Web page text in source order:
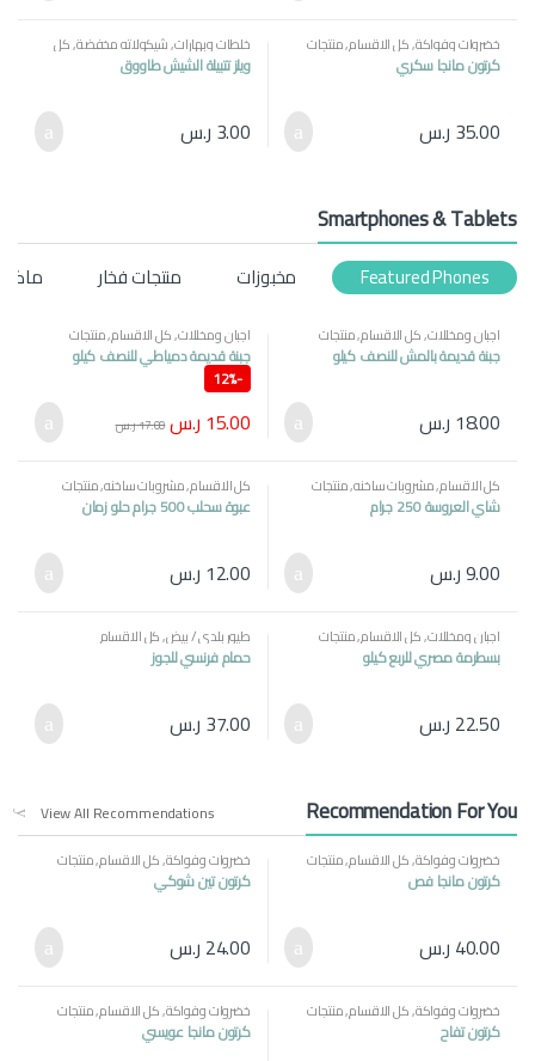
خضروات وفواكة,كل الاقسام,منتجات
مصرية
كرتون مانجا سكري
35.00 ر.س
خلطات وبهارات,شيكولاته مخفضة,كل
الاقسام,منتجات مصرية
ويلز تتبيلة الشيش طاووق
3.00 ر.س
Smartphones & Tablets
Featured Phones مخبوزات منتجات فخار
اجبان ومخللات,كل الاقسام,منتجات
مصرية
جبنة قديمة بالمش للنصف كيلو
18.00 ر.س
اجبان ومخللات,كل الاقسام,منتجات
مصرية
جبنة قديمة دمياطي للنصف كيلو
-
12%
15.00 ر.س 17.00ر.س
كل الاقسام,مشروبات ساخنه,منتجات
مصرية
شاي العروسة 250 جرام
9.00ر.س
كل الاقسام,مشروبات ساخنه,منتجات
مصرية
عبوة سحلب 500 جرام حلو زمان
12.00 ر.س
اجبان ومخللات,كل الاقسام,منتجات
مصرية
بسطرمة مصري للربع كيلو
22.50 ر.س
طيور بلدي / بيض,كل الاقسام
حمام فرنسي للجوز
37.00 ر.س
Recommendation For You
View All Recommendations
خضروات وفواكة,كل الاقسام,منتجات
مصرية
كرتون مانجا فص
40.00 ر.س
خضروات وفواكة,كل الاقسام,منتجات
مصرية
كرتون تين شوكي
24.00 ر.س
خضروات وفواكة,كل الاقسام,منتجات
مصرية
كرتون تفاح
خضروات وفواكة,كل الاقسام,منتجات
مصرية
كرتون مانجا عويسي